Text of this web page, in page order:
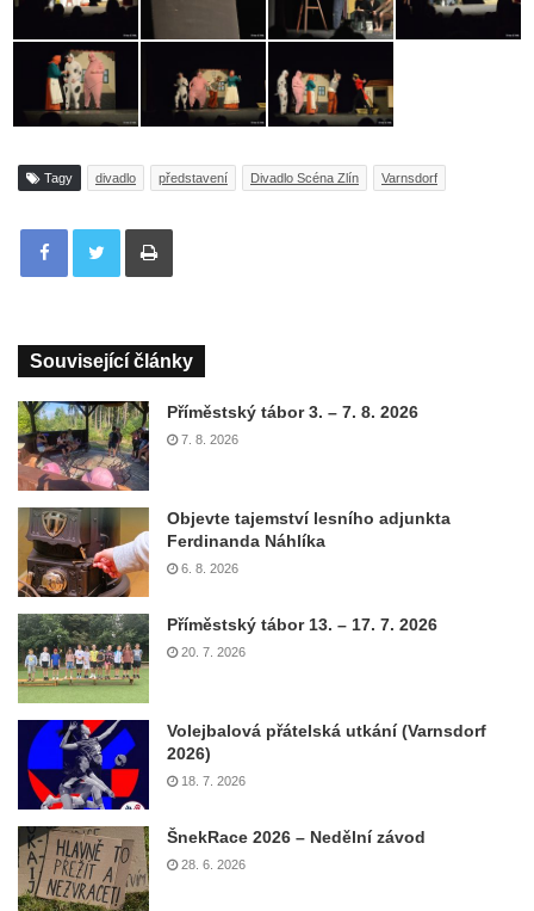
Tagy divadlo představení Divadlo Scéna Zlín Varnsdorf
Tisknout
Související články
Příměstský tábor 3. – 7. 8. 2026
7. 8. 2026
Objevte tajemství lesního adjunkta
Ferdinanda Náhlíka
6. 8. 2026
Příměstský tábor 13. – 17. 7. 2026
20. 7. 2026
Volejbalová přátelská utkání (Varnsdorf
2026)
18. 7. 2026
ŠnekRace 2026 – Nedělní závod
28. 6. 2026